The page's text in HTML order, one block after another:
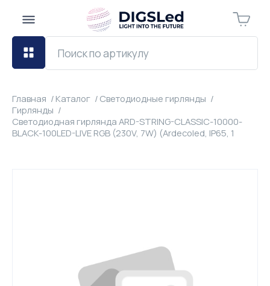
Главная Каталог
Светодиодные гирлянды
Гирлянды
Светодиодная гирлянда ARD-STRING-CLASSIC-10000-
BLACK-100LED-LIVE RGB (230V, 7W) (Ardecoled, IP65, 1